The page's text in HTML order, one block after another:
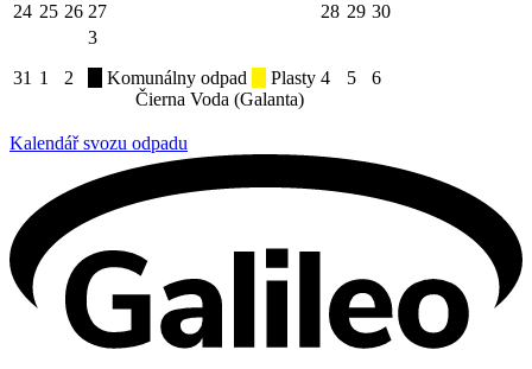
24 25 26 27 28 29 30
31 1 2
3
Komunálny odpad
Plasty
Čierna Voda (Galanta)
4 5 6
Kalendář svozu odpadu